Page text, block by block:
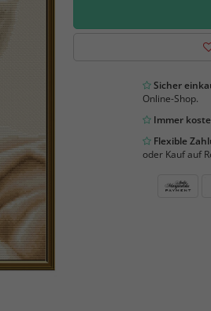
Sicher
Online-Shop.
Immer
Flexible
oder Kauf auf